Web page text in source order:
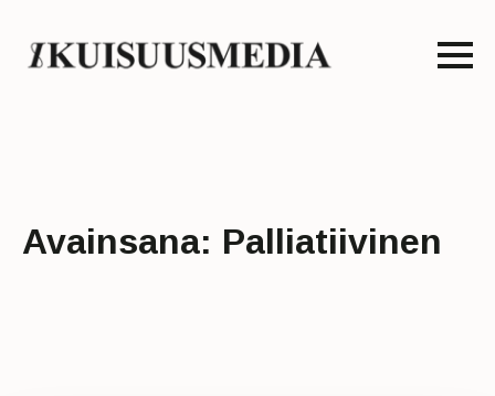
Avainsana: Palliatiivinen